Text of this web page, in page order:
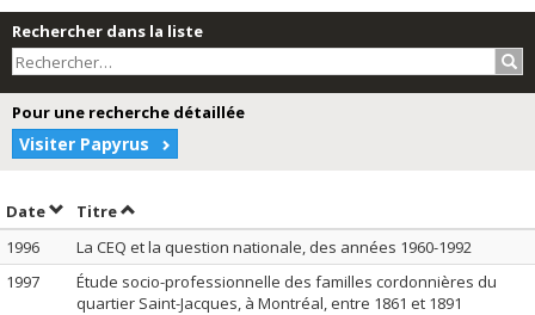
Rechercher dans la liste
Pour une recherche détaillée
Visiter Papyrus
DateTrier par date en ordre décroissant
TitreTrier par titre en ordre décroissant
1996
La CEQ et la question nationale, des années 1960-1992
1997
Étude socio-professionnelle des familles cordonnières du
quartier Saint-Jacques, à Montréal, entre 1861 et 1891